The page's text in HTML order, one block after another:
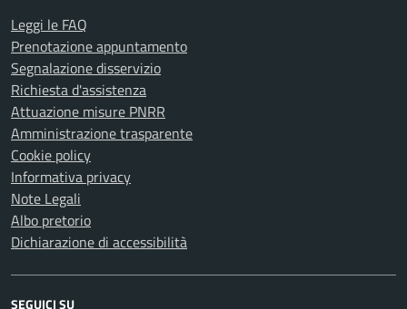
Leggi le FAQ
Prenotazione appuntamento
Segnalazione disservizio
Richiesta d'assistenza
Attuazione misure PNRR
Amministrazione trasparente
Cookie policy
Informativa privacy
Note Legali
Albo pretorio
Dichiarazione di accessibilità
SEGUICI SU